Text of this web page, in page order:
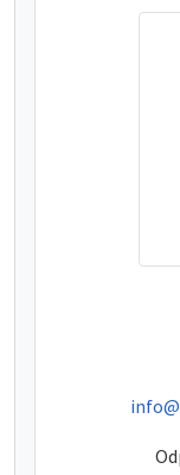
e-